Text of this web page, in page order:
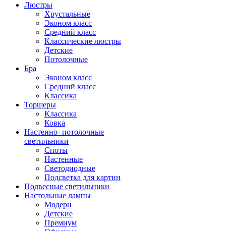
Люстры
Хрустальные
Эконом класс
Средний класс
Классические люстры
Детские
Потолочные
Бра
Эконом класс
Средний класс
Классика
Торшеры
Классика
Ковка
Настенно- потолочные
светильники
Споты
Настенные
Светодиодные
Подсветка для картин
Подвесные светильники
Настольные лампы
Модерн
Детские
Премиум